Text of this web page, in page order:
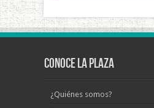
Conoce La Plaza
¿Quiénes somos?